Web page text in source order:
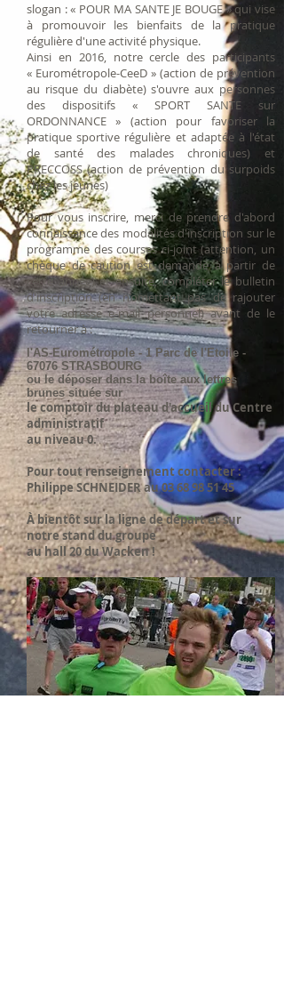
slogan : « POUR MA SANTE JE BOUGE » qui vise
à promouvoir les bienfaits de la pratique
régulière d'une activité physique.
Ainsi en 2016, notre cercle des participants
« Eurométropole-CeeD » (action de prévention
au risque du diabète) s'ouvre aux personnes
des dispositifs « SPORT SANTE sur
ORDONNANCE » (action pour favoriser la
pratique sportive régulière et adaptée à l'état
de santé des malades chroniques) et
PRECCOSS (action de prévention du surpoids
chez les jeunes)
Pour vous inscrire, merci de prendre d'abord
connaissance des modalités d'inscription sur le
programme des courses ci-joint (attention, un
chèque de caution est demandé à partir de
cette année) et ensuite, compléter le bulletin
d'inscription (en n’omettant pas de rajouter
votre adresse e-mail personnel) avant de le
retourner à :
l'AS-Eurométropole - 1 Parc de l'Etoile -
67076 STRASBOURG
ou ledéposer dans la boîte aux lettres
brunes située sur
le comptoir du plateau d'accueil du Centre
administratif
au niveau 0.
Pour tout renseignement contacter :
Philippe SCHNEIDER au03 68 98 51 45
À bientôt sur la ligne de départ et sur
notre stand du groupe
au hall 20 du Wacken !